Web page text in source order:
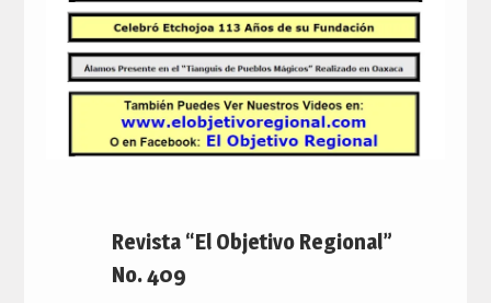
Revista “El Objetivo Regional”
No. 409